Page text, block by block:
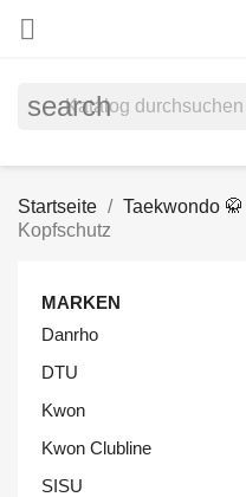

search
Startseite Taekwondo 🥋
Kopfschutz
MARKEN
Danrho
DTU
Kwon
Kwon Clubline
SISU